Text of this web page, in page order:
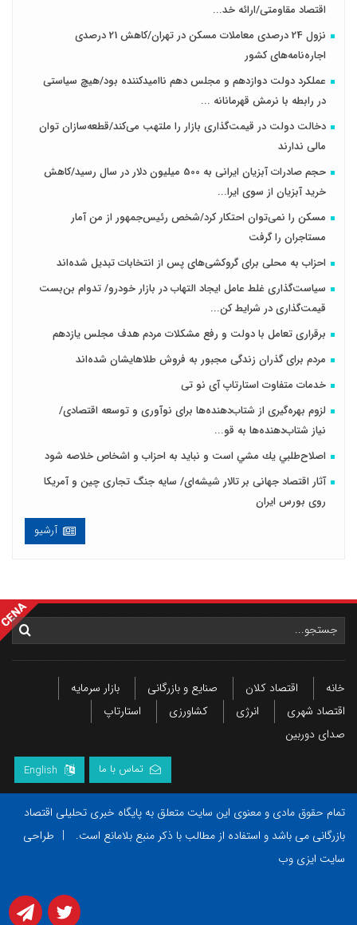
اقتصاد مقاومتی/ارائه خد...
نزول 24 درصدی معاملات مسکن در تهران/کاهش 21 درصدی
اجاره‌نامه‌های کشور
عملکرد دولت دوازدهم و مجلس دهم ناامیدکننده بود/هیچ سیاستی
در رابطه با نرمش قهرمانانه ...
دخالت دولت در قیمت‌گذاری بازار را ملتهب می‌کند/قطعه‌سازان توان
مالی ندارند
حجم صادرات آبزیان ایرانی به 500 میلیون دلار در سال رسید/کاهش
خرید آبزیان از سوی ایرا...
مسکن را نمی‌توان احتکار کرد/شخص رئیس‌جمهور از من آمار
مستاجران را گرفت
احزاب به محلی برای گروکشی‌های پس از انتخابات تبدیل شده‌اند
سیاست‌گذاری غلط عامل ایجاد التهاب در بازار خودرو/ تدوام بن‌بست
قیمت‌گذاری در شرایط کن...
برقراری تعامل با دولت و رفع مشکلات مردم هدف مجلس‌ یازدهم
مردم برای گذران زندگی مجبور به فروش طلاهایشان شده‌اند
خدمات متفاوت استارتاپ آی نو تی
لزوم بهره‌گیری از شتاب‌دهنده‌ها برای نوآوری و توسعه اقتصادی/
نیاز شتاب‌دهنده‌ها به قو...
اصلاح‌طلبي يك مشي است و نبايد به احزاب و اشخاص خلاصه شود
آثار اقتصاد جهانی بر تالار شیشه‌ای/ سایه جنگ تجاری چین و آمریکا
روی بورس ایران
آرشیو
خانه اقتصاد کلان صنایع و بازرگانی
بازار سرمایه
اقتصاد شهری
انرژی کشاورزی
استارتاپ
صدای دوربین
تماس با ما English
تمام حقوق مادی و معنوی این سایت متعلق به پایگاه خبری تحلیلی اقتصاد
بازرگانی می باشد و استفاده از مطالب با ذکر منبع بلامانع است.
| طراحی
سایت ایزی وب